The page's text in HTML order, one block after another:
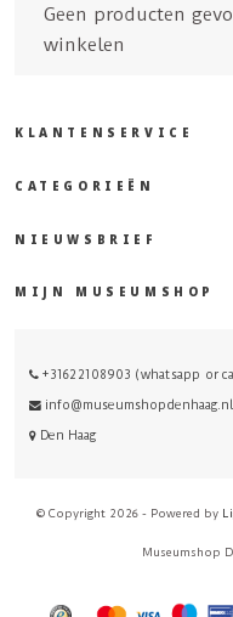
Geen producten
winkelen
KLANTENSERVICE
CATEGORIEËN
NIEUWSBRIEF
MIJN MUSEUMSHOP
+31622108903 (whatsapp or
info@museumshopdenhaag.nl
Den Haag
© Copyright 2026 - Powered by
Museumshop